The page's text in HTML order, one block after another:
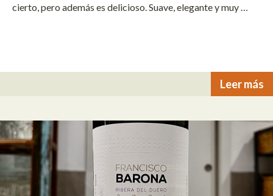
cierto, pero además es delicioso. Suave, elegante y muy …
Leer más